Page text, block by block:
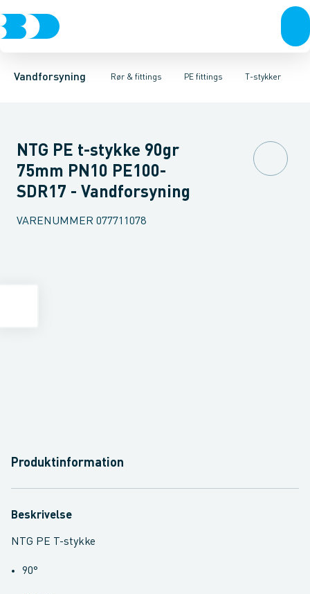
Vandforsyning Rør & fittings
Rør & fittingsKoblinger & anboringerMuffer, klemmer &
PE fittings
PE rørPE EL fittingsPE fittings Duktiljern fittingsT-stykker
Vinkler 90gr.Vinkler 60gr.Vinkler 45gr.Vinkler 30gr.Vinkler
NTG PE t-stykke 90gr
75mm PN10 PE100-
SDR17 - Vandforsyning
VARENUMMER 077711078
Produktinformation
Beskrivelse
NTG PE T-stykke
90°